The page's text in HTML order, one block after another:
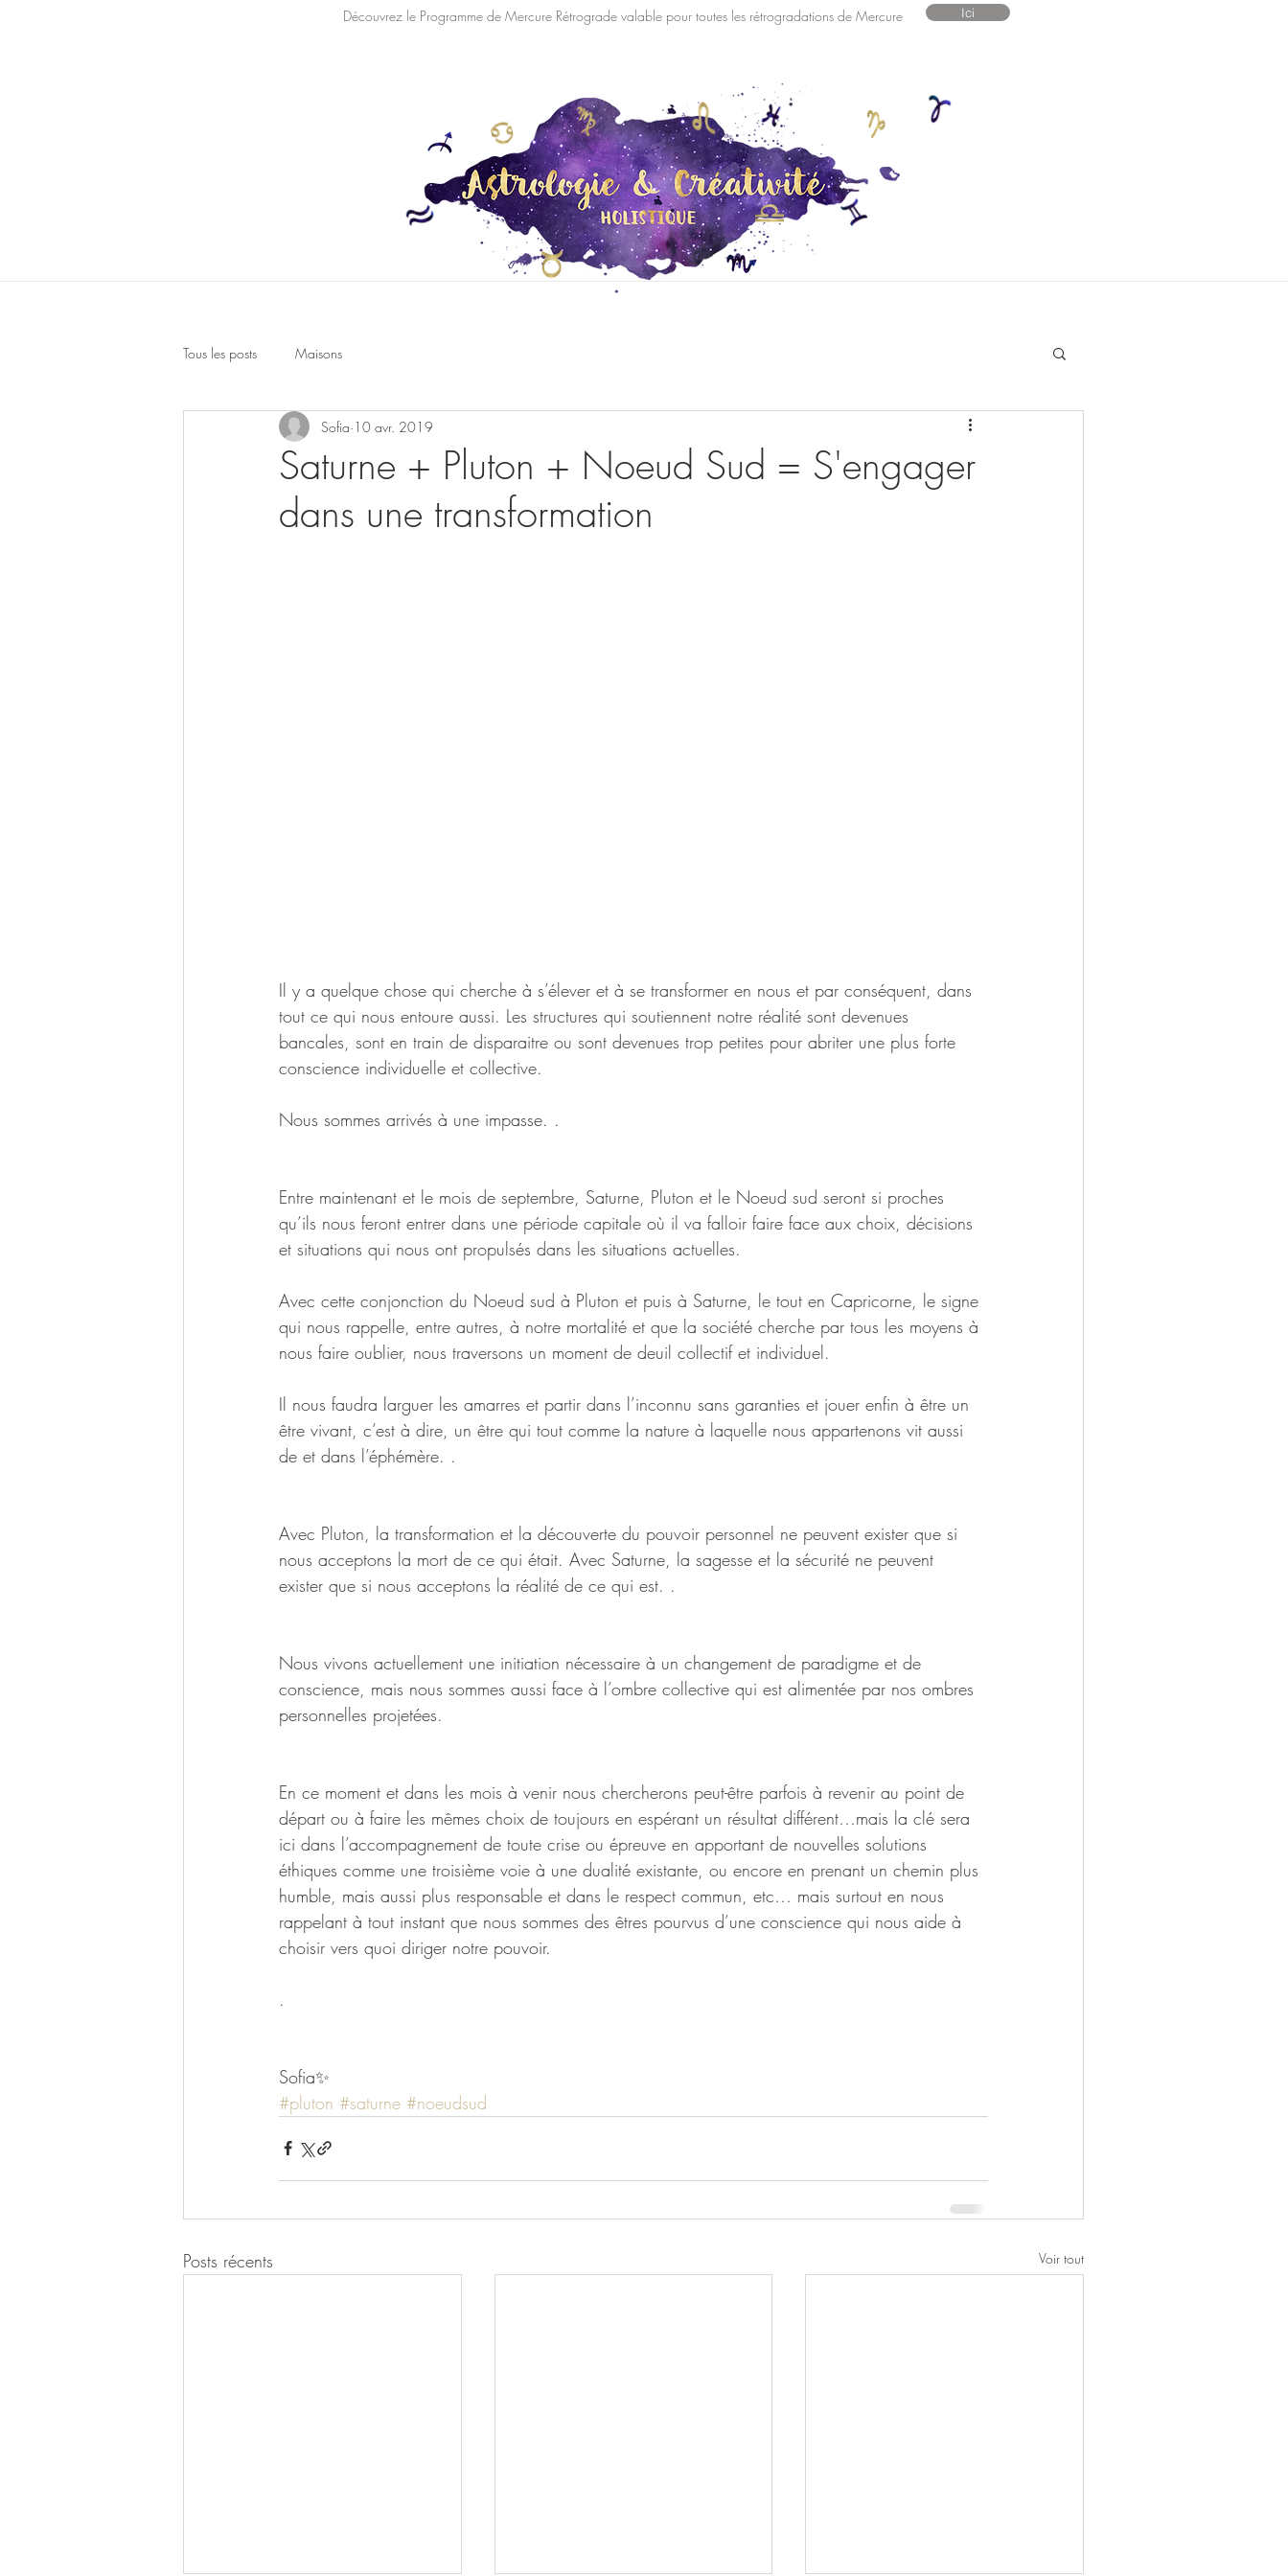
Découvrez le Programme de Mercure Rétrograde valable pour toutes les rétrogradations de Mercure Ici
Tous les posts
Maisons
Saturne + Pluton + Noeud Sud = S'engager
dans une transformation
Sofia 10 avr. 2019
Il y a quelque chose qui cherche à s’élever et à se transformer en nous et par conséquent, dans
tout ce qui nous entoure aussi. Les structures qui soutiennent notre réalité sont devenues
bancales, sont en train de disparaitre ou sont devenues trop petites pour abriter une plus forte
conscience individuelle et collective.
Nous sommes arrivés à une impasse. .
Entre maintenant et le mois de septembre, Saturne, Pluton et le Noeud sud seront si proches
qu’ils nous feront entrer dans une période capitale où il va falloir faire face aux choix, décisions
et situations qui nous ont propulsés dans les situations actuelles.
Avec cette conjonction du Noeud sud à Pluton et puis à Saturne, le tout en Capricorne, le signe
qui nous rappelle, entre autres, à notre mortalité et que la société cherche par tous les moyens à
nous faire oublier, nous traversons un moment de deuil collectif et individuel.
Il nous faudra larguer les amarres et partir dans l’inconnu sans garanties et jouer enfin à être un
être vivant, c’est à dire, un être qui tout comme la nature à laquelle nous appartenons vit aussi
de et dans l’éphémère. .
Avec Pluton, la transformation et la découverte du pouvoir personnel ne peuvent exister que si
nous acceptons la mort de ce qui était. Avec Saturne, la sagesse et la sécurité ne peuvent
exister que si nous acceptons la réalité de ce qui est. .
Nous vivons actuellement une initiation nécessaire à un changement de paradigme et de
conscience, mais nous sommes aussi face à l’ombre collective qui est alimentée par nos ombres
personnelles projetées.
En ce moment et dans les mois à venir nous chercherons peut-être parfois à revenir au point de
départ ou à faire les mêmes choix de toujours en espérant un résultat différent…mais la clé sera
ici dans l’accompagnement de toute crise ou épreuve en apportant de nouvelles solutions
éthiques comme une troisième voie à une dualité existante, ou encore en prenant un chemin plus
humble, mais aussi plus responsable et dans le respect commun, etc… mais surtout en nous
rappelant à tout instant que nous sommes des êtres pourvus d’une conscience qui nous aide à
choisir vers quoi diriger notre pouvoir.
.
Sofia✨
#pluton #saturne #noeudsud
Posts récents Voir tout